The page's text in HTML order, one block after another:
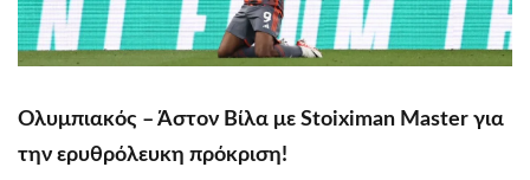
Ολυμπιακός – Άστον Βίλα με Stoiximan Master για
την ερυθρόλευκη πρόκριση!